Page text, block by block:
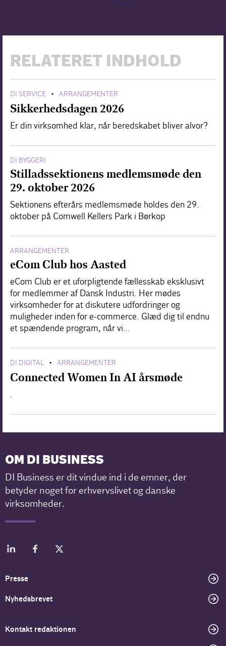
RELATERET INDHOLD
DI SERVICE • ARRANGEMENTER
Sikkerhedsdagen 2026
Er din virksomhed klar, når beredskabet bliver alvor?
DI BYGGERI
Stilladssektionens medlemsmøde den
29. oktober 2026
Sektionens efterårs medlemsmøde holdes den 29.
oktober på Comwell Kellers Park i Børkop
ARRANGEMENTER
eCom Club hos Aasted
eCom Club er et uforpligtende fællesskab eksklusivt
for medlemmer af Dansk Industri. Her mødes
virksomheder for at diskutere udfordringer og
muligheder inden for e-commerce. Glæd dig til endnu
et spændende program, når vi…
DI DIGITAL • ARRANGEMENTER
Connected Women In AI årsmøde
.
OM DI BUSINESS
DI Business er dit vindue ind i de emner, der
betyder noget for erhvervslivet og danske
virksomheder.
Presse
Nyhedsbrevet
Kontakt redaktionen